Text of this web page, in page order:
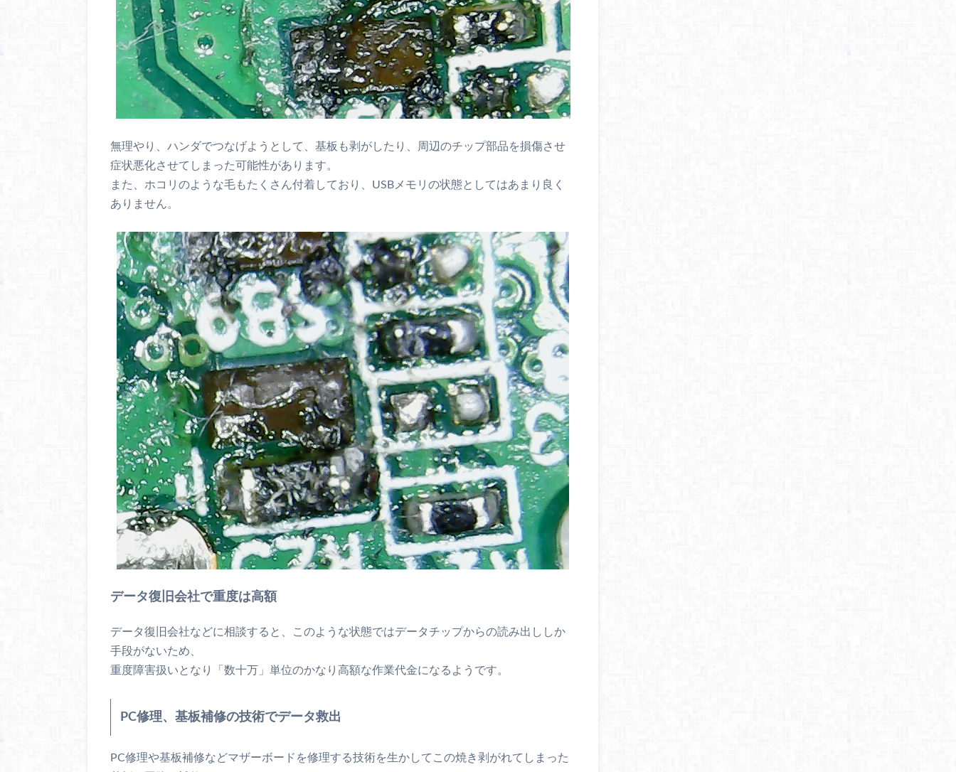
無理やり、ハンダでつなげようとして、基板も剥がしたり、周辺のチップ部品を損傷させ
症状悪化させてしまった可能性があります。
また、ホコリのような毛もたくさん付着しており、USBメモリの状態としてはあまり良く
ありません。
データ復旧会社で重度は高額
データ復旧会社などに相談すると、このような状態ではデータチップからの読み出ししか
手段がないため、
重度障害扱いとなり「数十万」単位のかなり高額な作業代金になるようです。
PC修理、基板補修の技術でデータ救出
PC修理や基板補修などマザーボードを修理する技術を生かしてこの焼き剥がれてしまった